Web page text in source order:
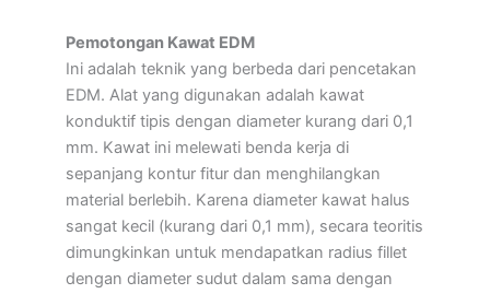
Pemotongan Kawat EDM
Ini adalah teknik yang berbeda dari pencetakan
EDM. Alat yang digunakan adalah kawat
konduktif tipis dengan diameter kurang dari 0,1
mm. Kawat ini melewati benda kerja di
sepanjang kontur fitur dan menghilangkan
material berlebih. Karena diameter kawat halus
sangat kecil (kurang dari 0,1 mm), secara teoritis
dimungkinkan untuk mendapatkan radius fillet
dengan diameter sudut dalam sama dengan